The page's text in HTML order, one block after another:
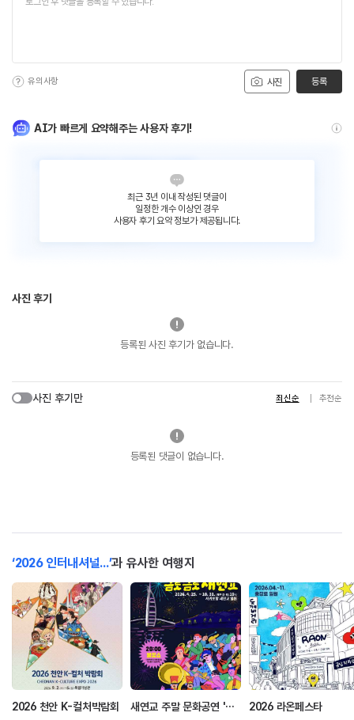
사진
유의사항 등록
AI가 빠르게 요약해주는 사용자 후기!
최근 3년 이내 작성된 댓글이
일정한 개수 이상인 경우
사용자 후기 요약 정보가 제공됩니다.
사진 후기
등록된 사진 후기가 없습니다.
사진 후기만 최신순 추천순
등록된 댓글이 없습니다.
‘2026 인터내셔널...’과 유사한 여행지
2026 천안 K-컬처박람회 새연교 주말 문화공연 '금토금토 새연쇼' 2026 라온페스타